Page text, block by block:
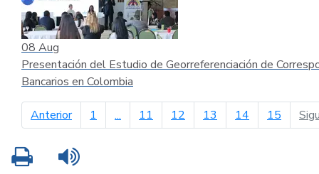
08 Aug
Presentación del Estudio de Georreferenciación de
Bancarios en Colombia
Anteriorpágina anterior
1 ... 11 12 13 14 15
Imprimir